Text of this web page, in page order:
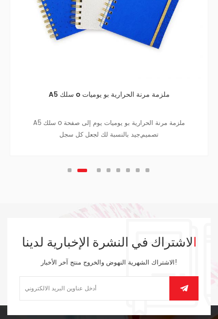
A5 سلك o ملزمة مرنة الحرارية بو يوميات
A5 سلك o ملزمة مرنة الحرارية بو يوميات يوم إلى صفحة
تصميم,جيد بالنسبة لك لجعل كل سجل
الاشتراك في النشرة الإخبارية لدينا
الاشتراك الشهرية النهوض والخروج منتج آخر الأخبار!